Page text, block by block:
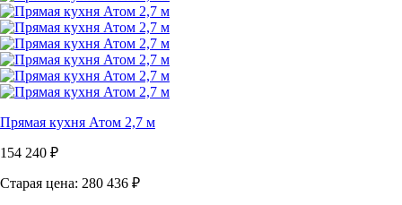
Прямая кухня Атом 2,7 м
154 240 ₽
Старая цена: 280 436 ₽